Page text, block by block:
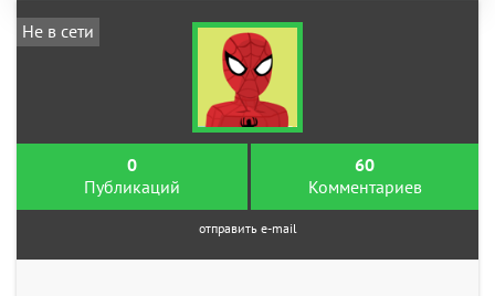
Не в сети
0
Публикаций
60
Комментариев
отправить e-mail